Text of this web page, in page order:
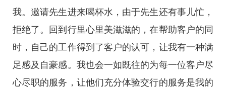
我。邀请先生进来喝杯水，由于先生还有事儿忙，
拒绝了。回到行里心里美滋滋的，在帮助客户的同
时，自己的工作得到了客户的认可，让我有一种满
足感及自豪感。我也会一如既往的为每一位客户尽
心尽职的服务，让他们充分体验交行的服务是我的